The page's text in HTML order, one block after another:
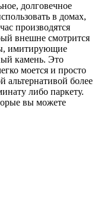
долговечное
в домах,
производятся
внешне смотрится
имитирующие
камень. Это
моется и просто
альтернативой более
либо паркету.
вы можете